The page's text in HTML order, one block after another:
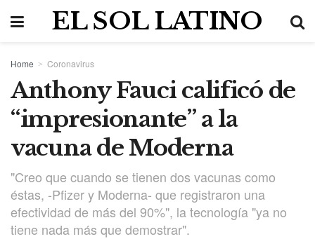
EL SOL LATINO
Home Coronavirus
Anthony Fauci calificó de
“impresionante” a la
vacuna de Moderna
"Creo que cuando se tienen dos vacunas como
éstas, -Pfizer y Moderna- que registraron una
efectividad de más del 90%", la tecnología "ya no
tiene nada más que demostrar".